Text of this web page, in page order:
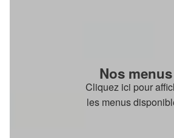
Nos menus
Cliquez ici pour
les menus